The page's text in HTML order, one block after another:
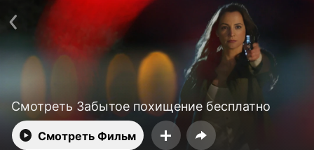
Смотреть Забытое похищение бесплатно
Смотреть Фильм
Поддержка:
Пользовательское соглашение
Политика конфиденциальности
Открыть приложение